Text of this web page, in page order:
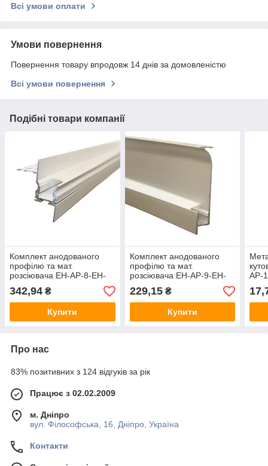
Всі умови оплати
Умови повернення
Повернення товару впродовж 14 днів за домовленістю
Всі умови повернення
Подібні товари компанії
Комплект анодованого
профілю та мат.
розсіювача EH-AP-8-EH-
AP-8PC
342,94 ₴
Купити
Комплект анодованого
профілю та мат.
розсіювача EH-AP-9-EH-
AP-9PC
229,15₴
Купити
AP-
Про нас
83% позитивних з 124 відгуків за рік
Працює з 02.02.2009
м. Дніпро
вул. Філософська, 16, Дніпро, Україна
Контакти